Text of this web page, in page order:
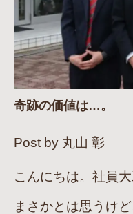
奇跡の価値は…。
Post by 丸山 彰
こんにちは。社員大
まさかとは思うけ